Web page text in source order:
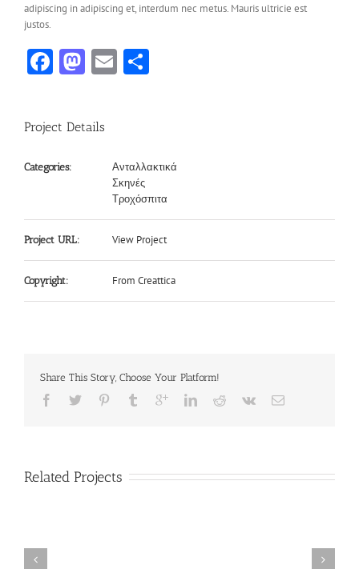
adipiscing in adipiscing et, interdum nec metus. Mauris ultricie est
justos.
Facebook
Mastodon
Email
Project Details
Categories:
Ανταλλακτικά
Σκηνές
Τροχόσπιτα
Project URL: View Project
Copyright: From Creattica
Share This Story, Choose Your Platform!
Related Projects